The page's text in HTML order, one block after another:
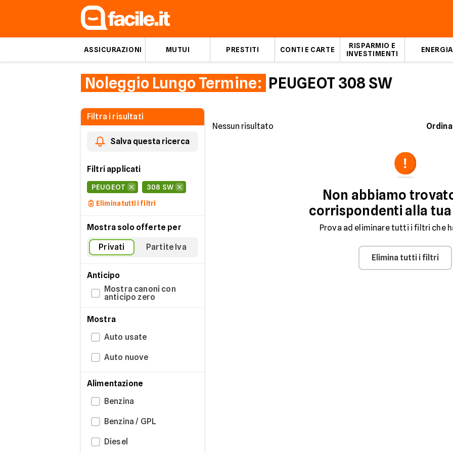
ASSICURAZIONI MUTUI PRESTITI CONTI E CARTE
RISPARMIO E
INVESTIMENTI
ENERGIA
Noleggio Lungo Termine: PEUGEOT 308 SW
Filtra i risultati
Salva questa ricerca
Filtri applicati
PEUGEOT
308 SW
Elimina tutti i filtri
Mostra solo offerte per
Privati Partite Iva
Anticipo
Mostra canoni con
anticipo zero
Mostra
Auto usate
Auto nuove
Alimentazione
Benzina
Benzina / GPL
Diesel
Nessun risultato
Non abbiamo
corrispondenti alla
Prova ad eliminare tutti i filtri che
Elimina tutti i filtri